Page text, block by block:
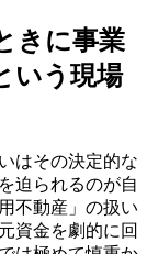
きに事業
いう現場
はその決定的な
迫られるのが自
不動産」の扱い
資金を劇的に回